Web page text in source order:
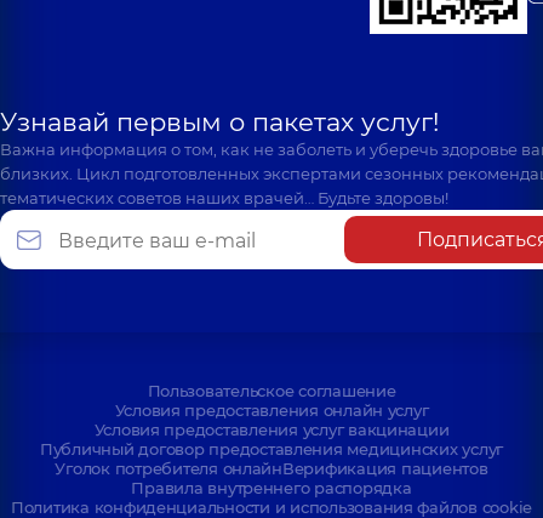
Узнавай первым о пакетах услуг!
Важна информация о том, как не заболеть и уберечь здоровье
близких. Цикл подготовленных экспертами сезонных
тематических советов наших врачей… Будьте здоровы!
Пользовательское соглашение
Условия предоставления онлайн услуг
Условия предоставления услуг вакцинации
Публичный договор предоставления медицинских услуг
Уголок потребителя онлайнВерификация пациентов
Правила внутреннего распорядка
Политика конфиденциальности и использования файлов cookie